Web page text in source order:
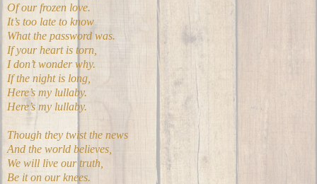
Of our frozen love.
It’s too late to know
What the password was.
If your heart is torn,
I don’t wonder why.
If the night is long,
Here’s my lullaby.
Here’s my lullaby.
Though they twist the news
And the world believes,
We will live our truth,
Be it on our knees.